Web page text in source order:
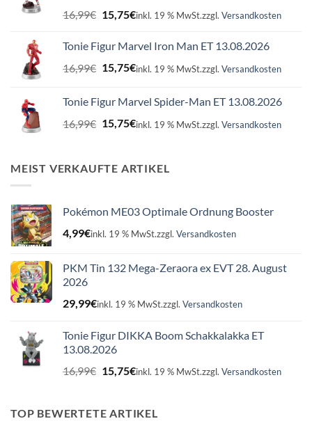
16,99€ Ursprünglicher
Preis
16,99€
15,75€Aktueller
15,75€.
inkl. 19 % MwSt.zzgl. Versandkosten
Tonie Figur Marvel Iron Man ET 13.08.2026
16,99€ Ursprünglicher
16,99€
15,75€Aktueller
15,75€.
inkl. 19 % MwSt.zzgl. Versandkosten
Tonie Figur Marvel Spider-Man ET 13.08.2026
16,99€ Ursprünglicher
16,99€
15,75€Aktueller
15,75€.
inkl. 19 % MwSt.zzgl. Versandkosten
MEIST VERKAUFTE ARTIKEL
Pokémon ME03 Optimale Ordnung Booster
4,99€inkl. 19 % MwSt.zzgl. Versandkosten
PKM Tin 132 Mega-Zeraora ex EVT 28. August
2026
29,99€inkl. 19 % MwSt.zzgl. Versandkosten
Tonie Figur DIKKA Boom Schakkalakka ET
13.08.2026
16,99€ Ursprünglicher
Preis
16,99€
15,75€Aktueller
15,75€.
inkl. 19 % MwSt.zzgl. Versandkosten
TOP BEWERTETE ARTIKEL